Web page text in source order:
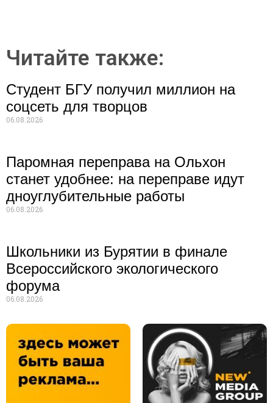
Читайте также:
Студент БГУ получил миллион на
соцсеть для творцов
06.08.2026
Паромная переправа на Ольхон
станет удобнее: на переправе идут
дноуглубительные работы
06.08.2026
Школьники из Бурятии в финале
Всероссийского экологического
форума
06.08.2026